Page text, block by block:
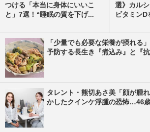
つける「本当に身体にいいこ
と」7選！“睡眠の質を下げ...
選》カル
ビタミンD
「少量でも必要な栄養が摂れる
予防する長生き『煮込み』と『
タレント・熊切あさ美「顔が腫
かしたクインケ浮腫の恐怖…46